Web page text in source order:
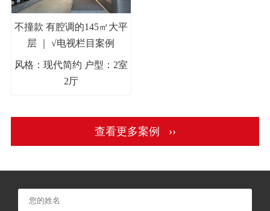
不撞款 有腔调的145㎡大平
层 ｜ √电视栏目案例
风格：现代简约 户型：2室
2厅
查看更多案例 ››